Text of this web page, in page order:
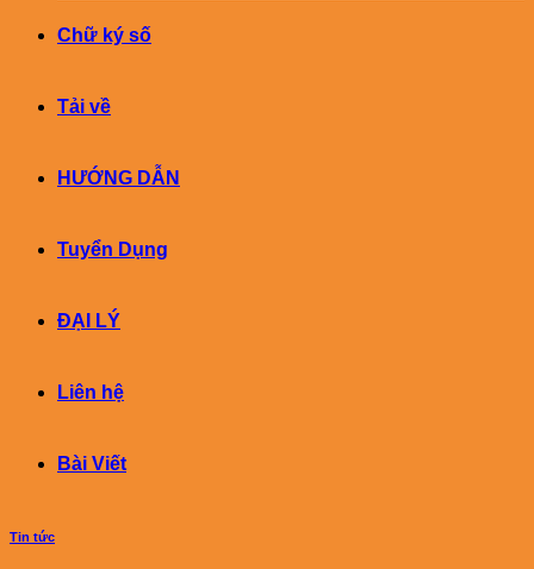
Chữ ký số
Tải về
HƯỚNG DẪN
Tuyển Dụng
ĐẠI LÝ
Liên hệ
Bài Viết
Tin tức